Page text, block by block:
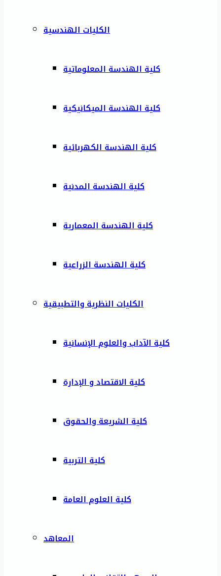
الكليات الهندسية
كلية الهندسة المعلوماتية
كلية الهندسة الميكانيكية
كلية الهندسة الكهربائية
كلية الهندسة المدنية
كلية الهندسة المعمارية
كلية الهندسة الزراعية
الكليات النظرية والتطبيقية
كلية الآداب والعلوم الإنسانية
كلية الاقتصاد و الإدارة
كلية الشريعة والحقوق
كلية التربية
كلية العلوم العامة
المعاهد